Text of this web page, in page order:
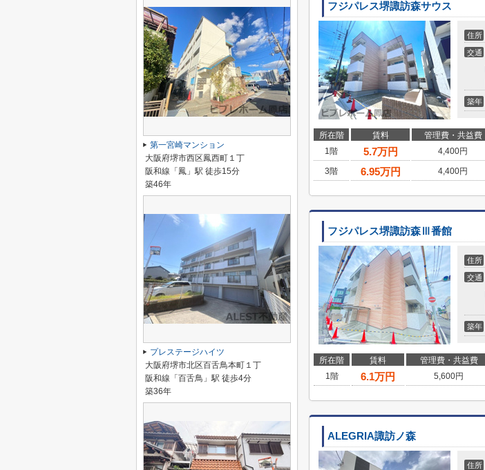
フジパレス堺諏訪森サウス
住所
交通
築年
所在階 賃料 管理費・共益費
1階
5.7万円 4,400円
3階
6.95万円 4,400円
フジパレス堺諏訪森Ⅲ番館
住所
交通
築年
所在階 賃料 管理費・共益費
1階
6.1万円 5,600円
ALEGRIA諏訪ノ森
住所
第一宮崎マンション
大阪府堺市西区鳳西町１丁
阪和線「鳳」駅 徒歩15分
築46年
プレステージハイツ
大阪府堺市北区百舌鳥本町１丁
阪和線「百舌鳥」駅 徒歩4分
築36年